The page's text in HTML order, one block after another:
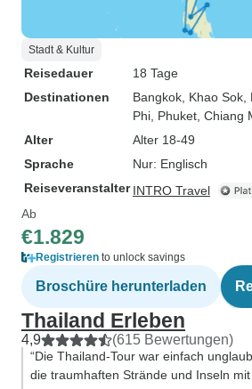
Stadt & Kultur
Reisedauer
18 Tage
Destinationen
Bangkok , Khao Sok
Phi , Phuket , Chiang
Alter
Alter 18-49
Sprache
Nur: Englisch
Reiseveranstalter INTRO Travel
Ab
€1.829
Registrieren to unlock savings
Broschüre herunterladen
Thailand Erleben
4,9 (615 Bewertungen)
“Die Thailand-Tour war einfach
die traumhaften Strände und Inseln